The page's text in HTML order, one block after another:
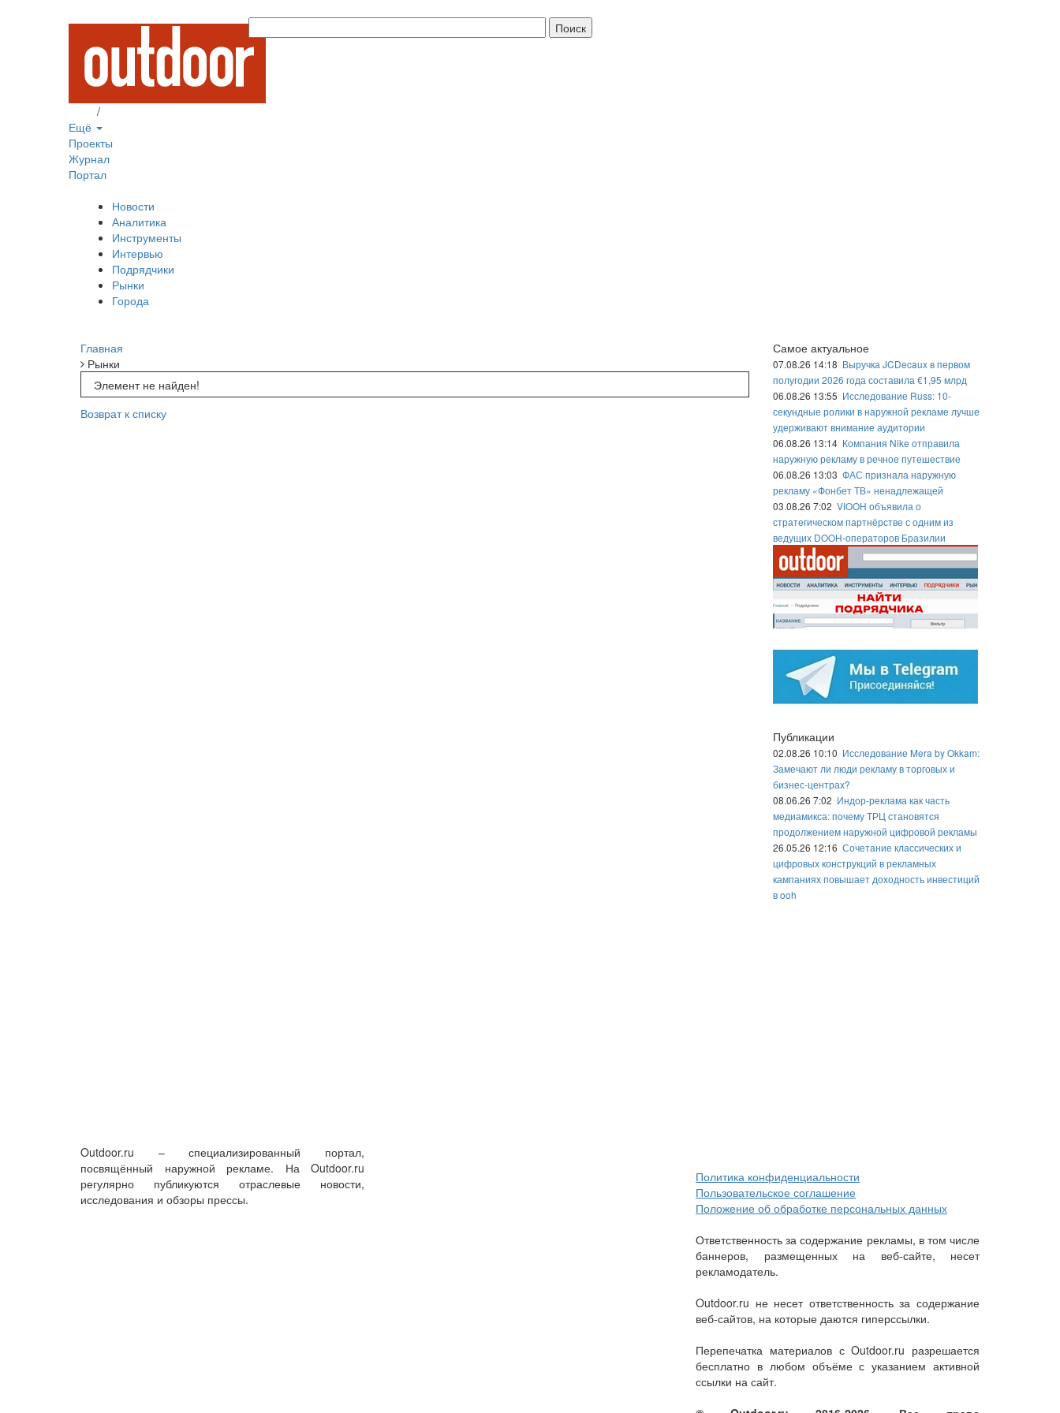
/
Ещё
Проекты
Журнал
Портал
Новости
Аналитика
Инструменты
Интервью
Подрядчики
Рынки
Города
Главная
Рынки
Элемент не найден!
Возврат к списку
Самое актуальное
07.08.26 14:18 Выручка JCDecaux в первом
полугодии 2026 года составила €1,95 млрд
06.08.26 13:55 Исследование Russ: 10-
секундные ролики в наружной рекламе лучше
удерживают внимание аудитории
06.08.26 13:14 Компания Nike отправила
наружную рекламу в речное путешествие
06.08.26 13:03 ФАС признала наружную
рекламу «Фонбет ТВ» ненадлежащей
03.08.26 7:02 VIOOH объявила о
стратегическом партнёрстве с одним из
ведущих DOOH-операторов Бразилии
Публикации
02.08.26 10:10 Исследование Mera by Okkam:
Замечают ли люди рекламу в торговых и
бизнес-центрах?
08.06.26 7:02 Индор-реклама как часть
медиамикса: почему ТРЦ становятся
продолжением наружной цифровой рекламы
26.05.26 12:16 Сочетание классических и
цифровых конструкций в рекламных
кампаниях повышает доходность инвестиций
в ooh
Outdoor.ru – специализированный портал,
посвящённый наружной рекламе. На Outdoor.ru
регулярно публикуются отраслевые новости,
исследования и обзоры прессы.
Политика конфиденциальности
Пользовательское соглашение
Положение об обработке персональных данных
Ответственность за содержание рекламы, в том числе
баннеров, размещенных на веб-сайте, несет
рекламодатель.
Outdoor.ru не несет ответственность за содержание
веб-сайтов, на которые даются гиперссылки.
Перепечатка материалов с Outdoor.ru разрешается
бесплатно в любом объёме с указанием активной
ссылки на сайт.